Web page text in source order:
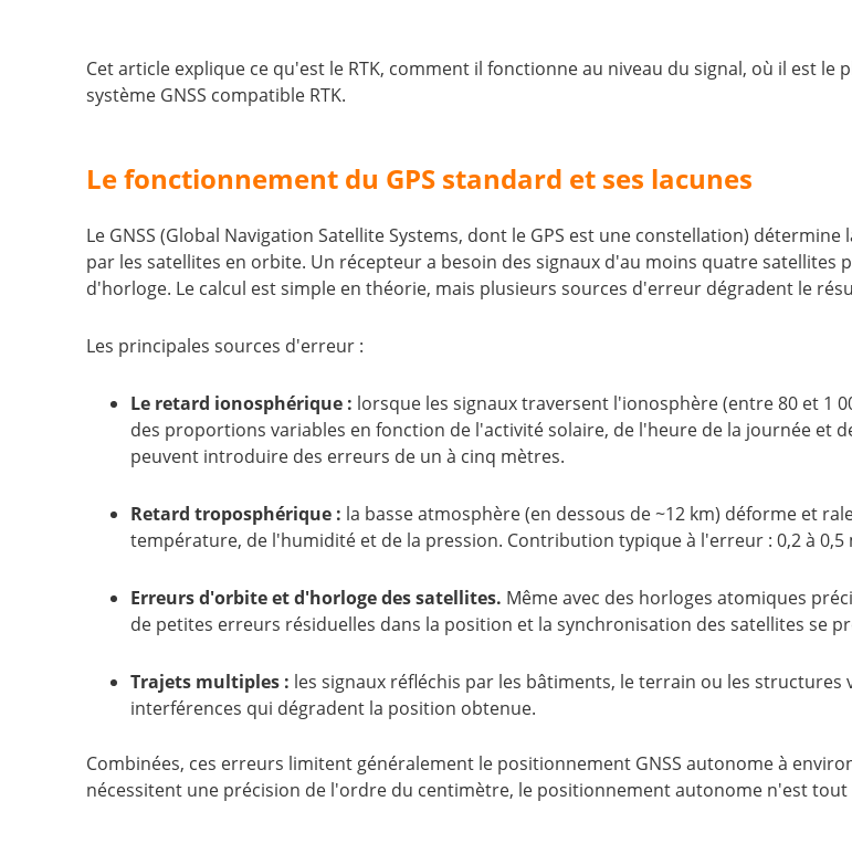
Cet article explique ce qu'est le RTK, comment il fonctionne au niveau du signal, où il est
système GNSS compatible RTK.
Le fonctionnement du GPS standard et ses lacunes
Le GNSS (Global Navigation Satellite Systems, dont le GPS est une constellation)
par les satellites en orbite. Un récepteur a besoin des signaux d'au moins quatre
d'horloge. Le calcul est simple en théorie, mais plusieurs sources d'erreur dégradent le
Les principales sources d'erreur :
Le retard ionosphérique : lorsque les signaux traversent l'ionosphère (entre 80 et 1
des proportions variables en fonction de l'activité solaire, de l'heure de la journée et
peuvent introduire des erreurs de un à cinq mètres.
Retard troposphérique : la basse atmosphère (en dessous de ~12 km) déforme et
température, de l'humidité et de la pression. Contribution typique à l'erreur : 0,2 à 0,5
Erreurs d'orbite et d'horloge des satellites. Même avec des horloges atomiques
de petites erreurs résiduelles dans la position et la synchronisation des satellites se
Trajets multiples : les signaux réfléchis par les bâtiments, le terrain ou les
interférences qui dégradent la position obtenue.
Combinées, ces erreurs limitent généralement le positionnement GNSS autonome à
nécessitent une précision de l'ordre du centimètre, le positionnement autonome n'est